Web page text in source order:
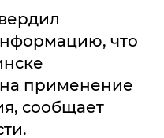
что
на применение
сообщает